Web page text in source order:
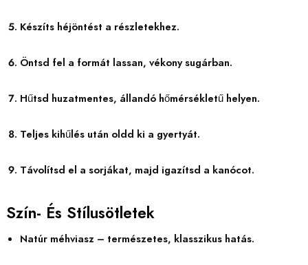
Készíts héjöntést a részletekhez.
Öntsd fel a formát lassan, vékony sugárban.
Hűtsd huzatmentes, állandó hőmérsékletű helyen.
Teljes kihűlés után oldd ki a gyertyát.
Távolítsd el a sorjákat, majd igazítsd a kanócot.
Szín- És Stílusötletek
Natúr méhviasz – természetes, klasszikus hatás.